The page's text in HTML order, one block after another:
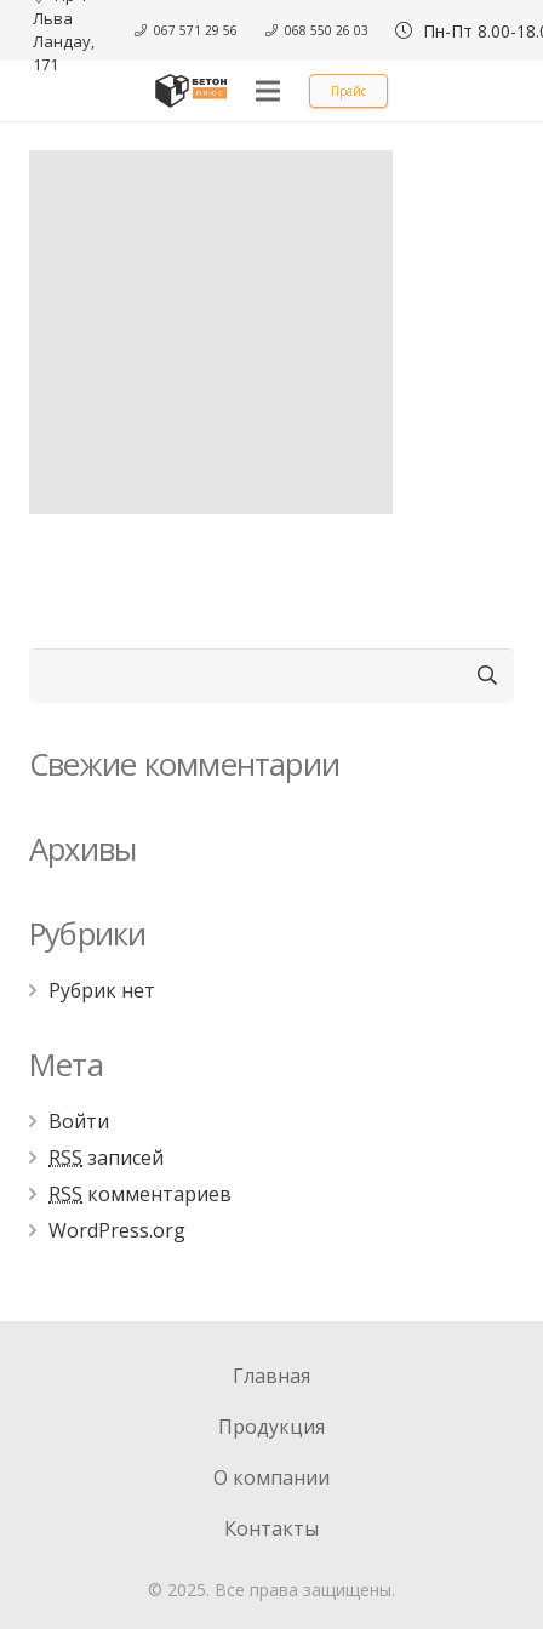
Льва
Ландау,
171
067 571 29 56 068 550 26 03 Пн-Пт 8.00-
Прайс
Свежие комментарии
Архивы
Рубрики
Рубрик нет
Мета
Войти
RSS записей
RSS комментариев
WordPress.org
Главная
Продукция
О компании
Контакты
© 2025. Все права защищены.